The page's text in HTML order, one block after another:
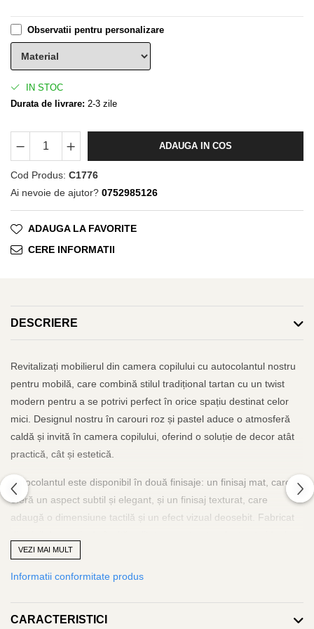
Observatii pentru personalizare
IN STOC
Durata de livrare: 2-3 zile
ADAUGA IN COS
Cod Produs: C1776
Ai nevoie de ajutor? 0752985126
ADAUGA LA FAVORITE
CERE INFORMATII
DESCRIERE
Revitalizați mobilierul din camera copilului cu autocolantul nostru
pentru mobilă, care combină stilul tradițional tartan cu un twist
modern pentru a se potrivi perfect în orice spațiu destinat celor
mici. Designul nostru în carouri roz și pastel aduce o atmosferă
caldă și invită în camera copilului, oferind o soluție de decor atât
practică, cât și estetică.
Autocolantul este disponibil în două finisaje: un finisaj mat, care
oferă un aspect subtil și elegant, și un finisaj texturat, care
adaugă o dimensiune tactilă și un efect vizual deosebit. Fabricat
pentru aplicare pe diferite suprafețe ale mobilierului, cum ar fi uși,
blaturi de bucătărie, și chiar pe frigidere sau gresie,
Ușor de aplicat datorită adezivului puternic, acest autocolant este
VEZI MAI MULT
Informatii conformitate produs
CARACTERISTICI